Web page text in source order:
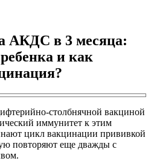
АКДС в 3 месяца:
и как
столбнячной вакциной
иммунитет к этим
цикл вакцинации прививкой
повторяют еще дважды с